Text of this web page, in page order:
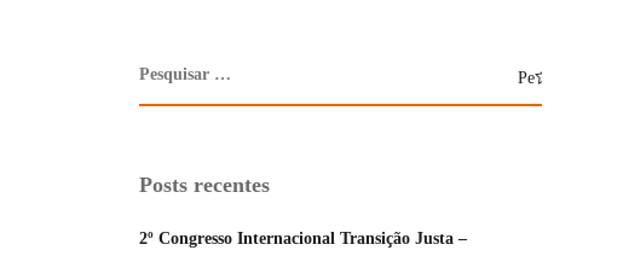
Posts recentes
2º Congresso Internacional Transição Justa –